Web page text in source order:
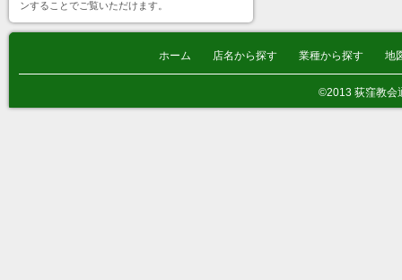
ンすることでご覧いただけます。
ホーム 店名から探す 業種から探す 地
©2013 荻窪教会